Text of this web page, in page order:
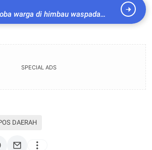
warga di himbau waspada
SPECIAL ADS
DAERAH